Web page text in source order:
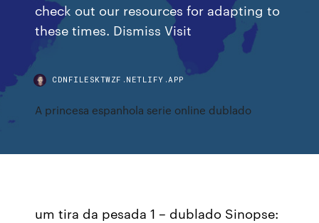
check out our resources for adapting to
these times. Dismiss Visit
CDNFILESKTWZF.NETLIFY.APP
A princesa espanhola serie online dublado
um tira da pesada 1 – dublado Sinopse: